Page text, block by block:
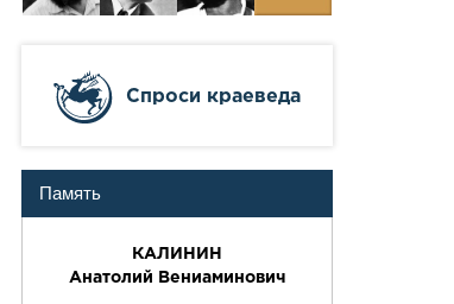
Cпроси краеведа
Память
КАЛИНИН
Анатолий Вениаминович